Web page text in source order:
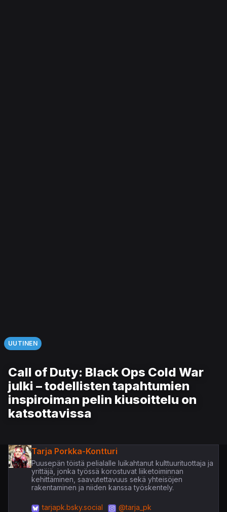
UUTINEN
Call of Duty: Black Ops Cold War
julki – todellisten tapahtumien
inspiroiman pelin kiusoittelu on
katsottavissa
Tarja Porkka-Kontturi
Puusepän töistä pelialalle luikahtanut kulttuurituottaja ja
yrittäjä, jonka työssä korostuvat liiketoiminnan
kehittäminen, saavutettavuus sekä yhteisöjen
rakentaminen ja niiden kanssa työskentely.
tarjapk.bsky.social @tarja_pk